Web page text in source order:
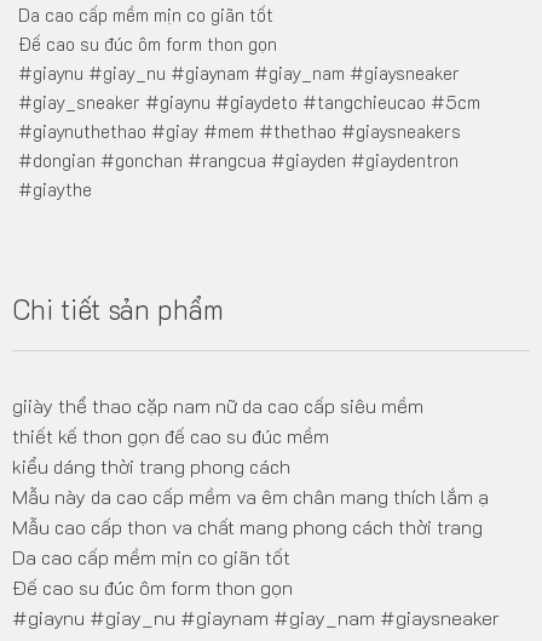
Da cao cấp mềm mịn co giãn tốt
Đế cao su đúc ôm form thon gọn
#giaynu #giay_nu #giaynam #giay_nam #giaysneaker
#giay_sneaker #giaynu #giaydeto #tangchieucao #5cm
#giaynuthethao #giay #mem #thethao #giaysneakers
#dongian #gonchan #rangcua #giayden #giaydentron
#giaythe
Chi tiết sản phẩm
giiày thể thao cặp nam nữ da cao cấp siêu mềm
thiết kế thon gọn đế cao su đúc mềm
kiểu dáng thời trang phong cách
Mẫu này da cao cấp mềm va êm chân mang thích lắm ạ
Mẫu cao cấp thon va chất mang phong cách thời trang
Da cao cấp mềm mịn co giãn tốt
Đế cao su đúc ôm form thon gọn
#giaynu #giay_nu #giaynam #giay_nam #giaysneaker